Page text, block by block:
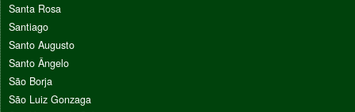
Santa Rosa
Santiago
Santo Augusto
Santo Ângelo
São Borja
São Luiz Gonzaga